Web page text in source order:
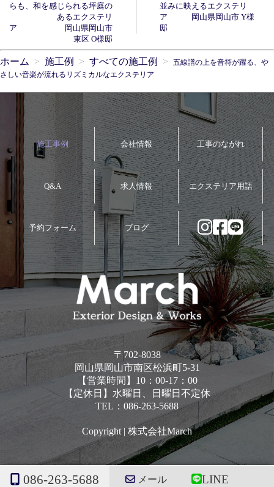
並みに映えるエクステリ
ア 岡山県岡山市 Y様
邸
らも、和を感じられる坪庭の
あるエクステリ
ア 岡山県岡山市
東区 O様邸
ホーム 施工例 すべての施工例
五線譜の上を音符が躍る、や
さしい音楽が流れるリズミカルなエクステリア
施工事例 会社情報 工事のながれ
Q&A 求人情報 エクステリア用語
予約フォーム ブログ
〒702-8038
岡山県岡山市南区松浜町5-31
【営業時間】10：00-17：00
【定休日】水曜日、日曜日不定休
TEL：086-263-5688
Copyright | 株式会社March
086-263-5688 メール LINE